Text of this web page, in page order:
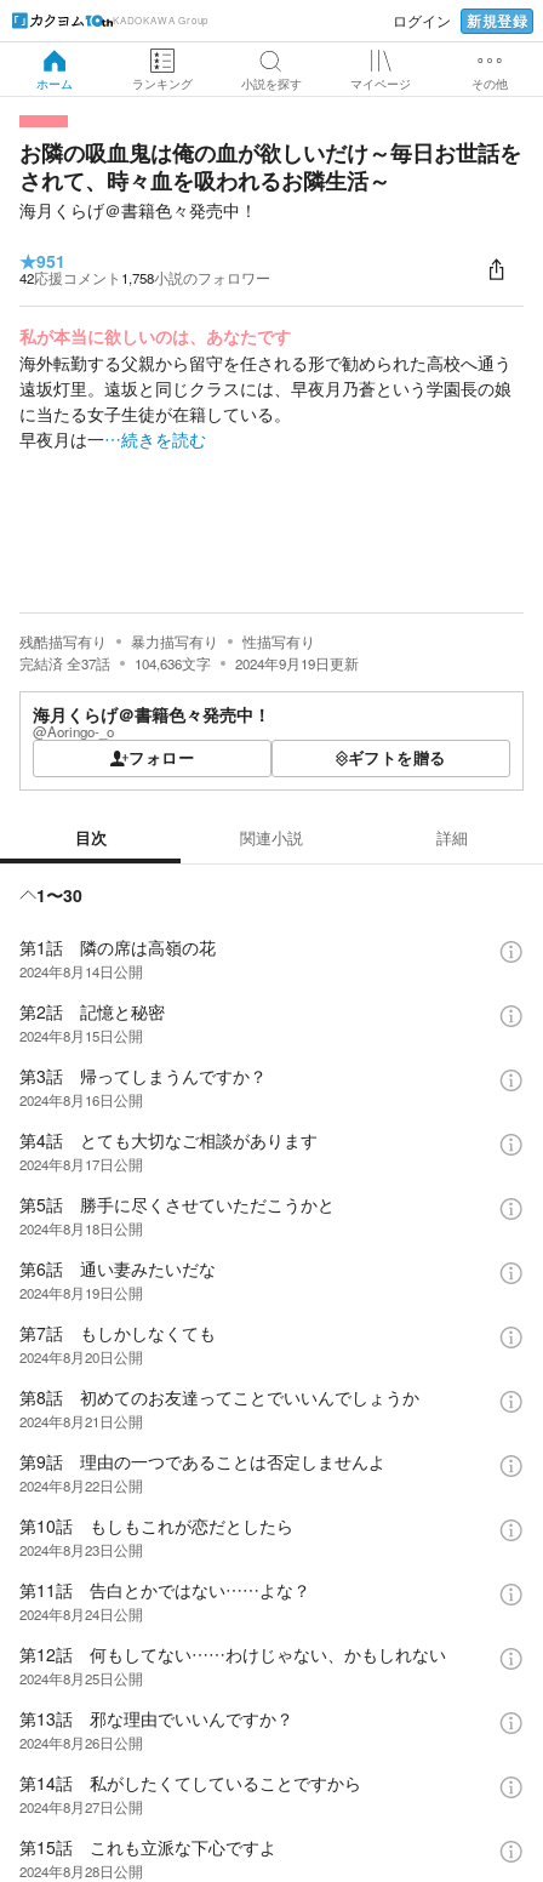
KADOKAWA Group ログイン 新規登録
ホーム ランキング 小説を探す マイページ その他
お隣の吸血鬼は俺の血が欲しいだけ～毎日お世話を
されて、時々血を吸われるお隣生活～
海月くらげ＠書籍色々発売中！
★951
42応援コメント 1,758小説のフォロワー
私が本当に欲しいのは、あなたです
海外転勤する父親から留守を任される形で勧められた高校へ通う
遠坂灯里。遠坂と同じクラスには、早夜月乃蒼という学園長の娘
に当たる女子生徒が在籍している。
早夜月は一…続きを読む
残酷描写有り 暴力描写有り
性描写有り
完結済全37話 104,636文字 2024年9月19日更新
海月くらげ＠書籍色々発売中！
@Aoringo-_o
フォロー ギフトを贈る
目次 関連小説 詳細
1〜30
第1話 隣の席は高嶺の花
2024年8月14日公開
第2話 記憶と秘密
2024年8月15日公開
第3話 帰ってしまうんですか？
2024年8月16日公開
第4話 とても大切なご相談があります
2024年8月17日公開
第5話 勝手に尽くさせていただこうかと
2024年8月18日公開
第6話 通い妻みたいだな
2024年8月19日公開
第7話 もしかしなくても
2024年8月20日公開
第8話 初めてのお友達ってことでいいんでしょうか
2024年8月21日公開
第9話 理由の一つであることは否定しませんよ
2024年8月22日公開
第10話 もしもこれが恋だとしたら
2024年8月23日公開
第11話 告白とかではない……よな？
2024年8月24日公開
第12話 何もしてない……わけじゃない、かもしれない
2024年8月25日公開
第13話 邪な理由でいいんですか？
2024年8月26日公開
第14話 私がしたくてしていることですから
2024年8月27日公開
第15話 これも立派な下心ですよ
2024年8月28日公開